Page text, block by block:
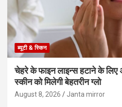
ब्यूटी & स्किन
चेहरे के फाइन लाइन्स हटाने के
स्कीन को मिलेगी बेहतरीन ग्लो
August 8, 2026 Janta mirror